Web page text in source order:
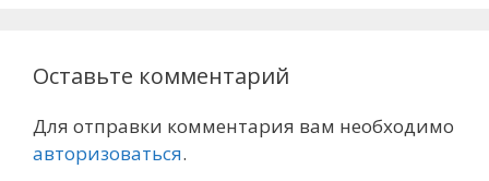
Оставьте комментарий
Для отправки комментария вам необходимо
авторизоваться.